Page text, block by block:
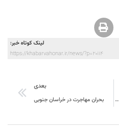
لینک کوتاه خبر:
https://khabarvahonar.ir/news/?p=20114
مردم استان خراسان جنوبی ریسک پذیر نیستند
بعدی
بحران مهاجرت در خراسان جنوبی